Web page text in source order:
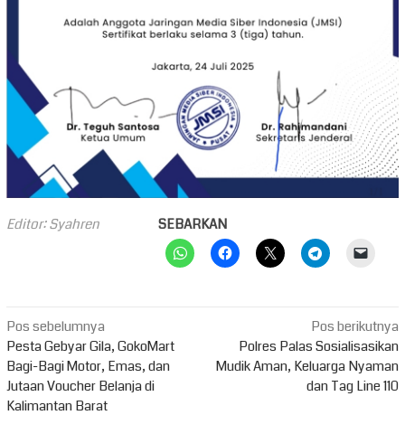
Editor: Syahren SEBARKAN
Navigasi
pos
Pos sebelumnya
Pesta Gebyar Gila, GokoMart
Bagi-Bagi Motor, Emas, dan
Jutaan Voucher Belanja di
Kalimantan Barat
Pos berikutnya
Polres Palas Sosialisasikan
Mudik Aman, Keluarga Nyaman
dan Tag Line 110